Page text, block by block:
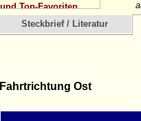
Steckbrief / Literatur
Fahrtrichtung Ost